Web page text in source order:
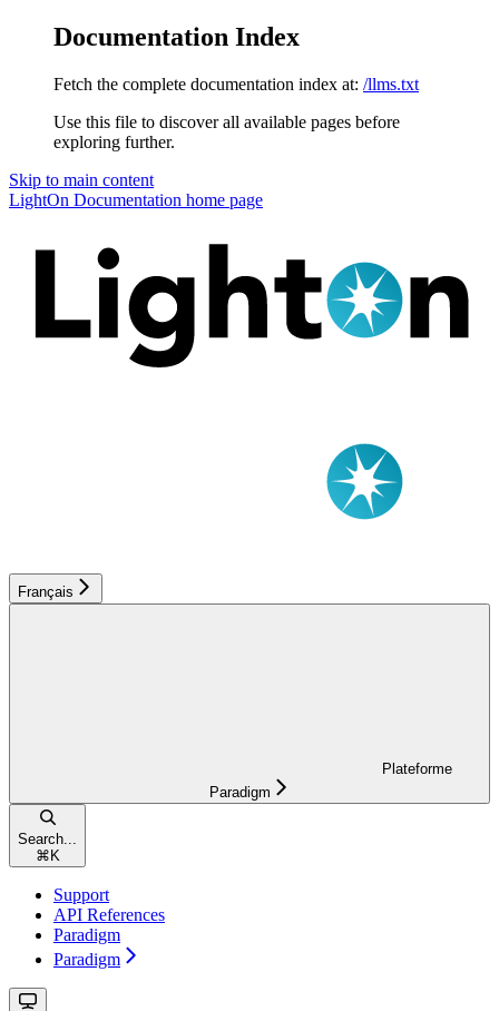
Documentation Index
Fetch the complete documentation index at: /llms.txt
Use this file to discover all available pages before
exploring further.
Skip to main content
LightOn Documentation home page
Français
Plateforme
Paradigm
Search...
⌘ K
Support
API References
Paradigm
Paradigm